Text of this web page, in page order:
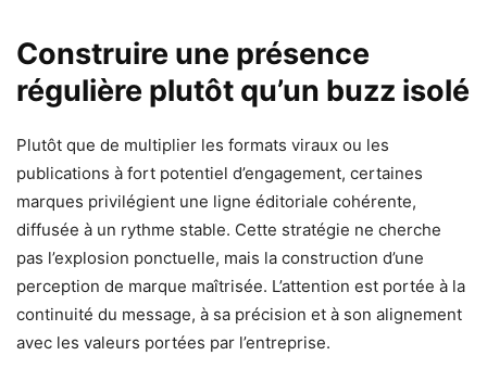
Construire une présence
régulière plutôt qu’un buzz isolé
Plutôt que de multiplier les formats viraux ou les
publications à fort potentiel d’engagement, certaines
marques privilégient une ligne éditoriale cohérente,
diffusée à un rythme stable. Cette stratégie ne cherche
pas l’explosion ponctuelle, mais la construction d’une
perception de marque maîtrisée. L’attention est portée à la
continuité du message, à sa précision et à son alignement
avec les valeurs portées par l’entreprise.